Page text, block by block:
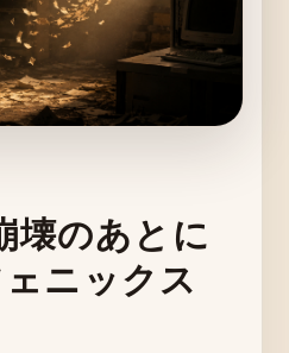
壊のあとに
ニックス